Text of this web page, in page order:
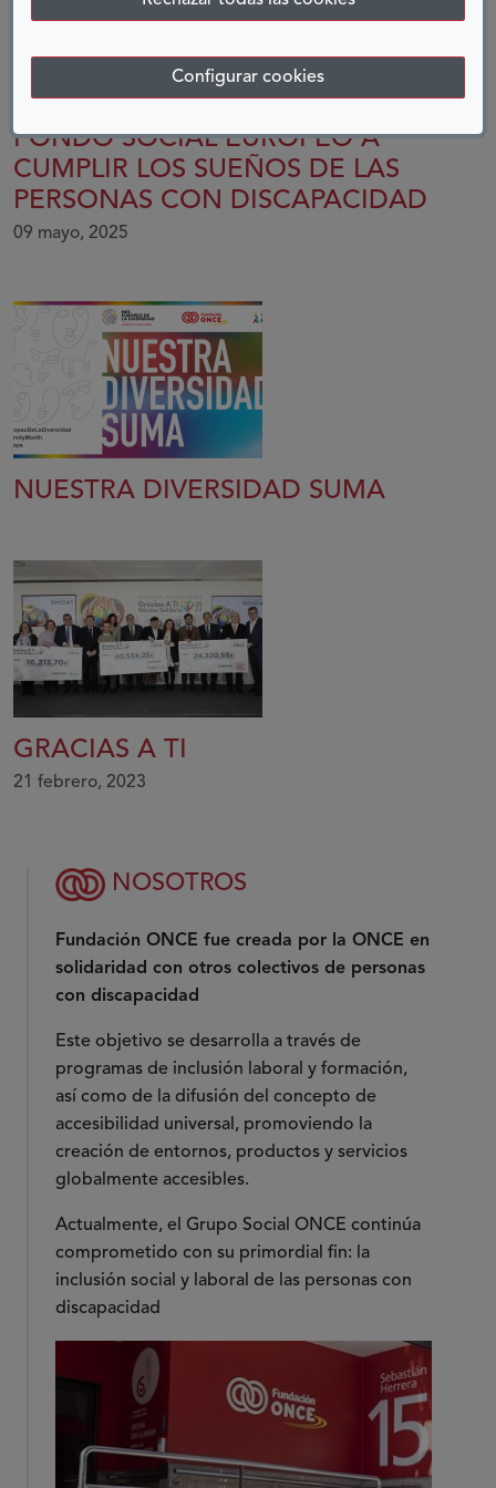
Configurar cookies
FONDO SOCIAL EUROPEO A
CUMPLIR LOS SUEÑOS DE LAS
PERSONAS CON DISCAPACIDAD
09 mayo, 2025
NUESTRA DIVERSIDAD SUMA
GRACIAS A TI
21 febrero, 2023
NOSOTROS
Fundación ONCE fue creada por la ONCE en
solidaridad con otros colectivos de personas
con discapacidad
Este objetivo se desarrolla a través de
programas de inclusión laboral y formación,
así como de la difusión del concepto de
accesibilidad universal, promoviendo la
creación de entornos, productos y servicios
globalmente accesibles.
Actualmente, el Grupo Social ONCE continúa
comprometido con su primordial fin: la
inclusión social y laboral de las personas con
discapacidad